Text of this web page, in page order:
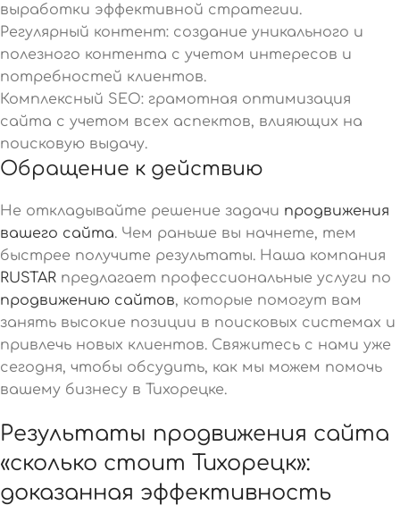
выработки эффективной стратегии.
Регулярный контент: создание уникального и
полезного контента с учетом интересов и
потребностей клиентов.
Комплексный SEO: грамотная оптимизация
сайта с учетом всех аспектов, влияющих на
поисковую выдачу.
Обращение к действию
Не откладывайте решение задачи продвижения
вашего сайта. Чем раньше вы начнете, тем
быстрее получите результаты. Наша компания
RUSTAR предлагает профессиональные услуги по
продвижению сайтов, которые помогут вам
занять высокие позиции в поисковых системах и
привлечь новых клиентов. Свяжитесь с нами уже
сегодня, чтобы обсудить, как мы можем помочь
вашему бизнесу в Тихорецке.
Результаты продвижения сайта
«сколько стоит Тихорецк»:
доказанная эффективность